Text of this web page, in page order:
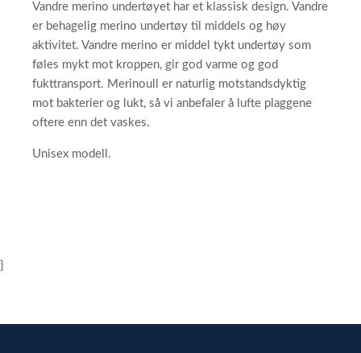
Vandre merino undertøyet har et klassisk design. Vandre
er behagelig merino undertøy til middels og høy
aktivitet. Vandre merino er middel tykt undertøy som
føles mykt mot kroppen, gir god varme og god
fukttransport. Merinoull er naturlig motstandsdyktig
mot bakterier og lukt, så vi anbefaler å lufte plaggene
oftere enn det vaskes.
Unisex modell.
}